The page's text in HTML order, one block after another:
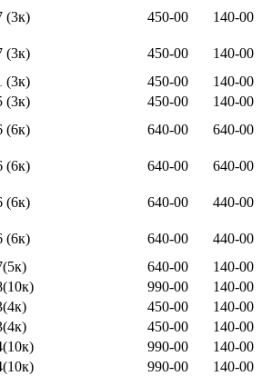
(3к) 450-00 140-00
(3к) 450-00 140-00
(3к) 450-00 140-00
(3к) 450-00 140-00
(6к) 640-00 640-00
(6к) 640-00 640-00
(6к) 640-00 440-00
(6к) 640-00 440-00
640-00 140-00
990-00 140-00
450-00 140-00
450-00 140-00
990-00 140-00
990-00 140-00